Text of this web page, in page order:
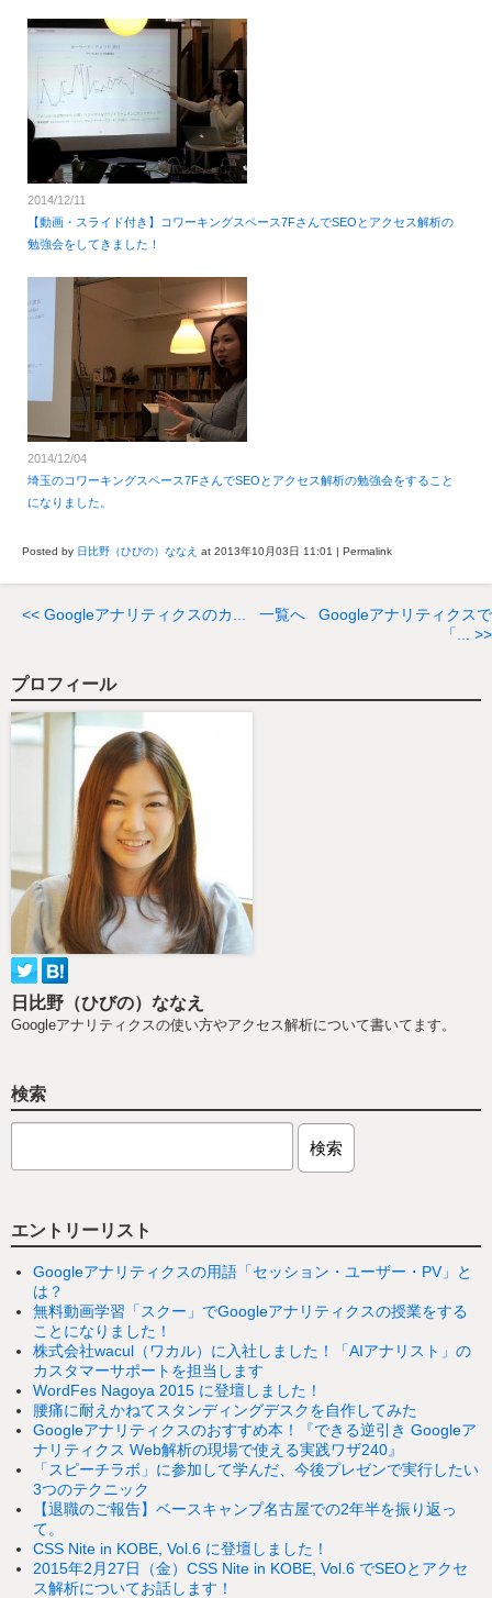
2014/12/11
【動画・スライド付き】コワーキングスペース7FさんでSEOとアクセス解析の
勉強会をしてきました！
2014/12/04
埼玉のコワーキングスペース7FさんでSEOとアクセス解析の勉強会をすること
になりました。
Posted by 日比野（ひびの）ななえ at 2013年10月03日 11:01 | Permalink
<< Googleアナリティクスのカ... 一覧へ
Googleアナリティクスで
「... >>
プロフィール
日比野（ひびの）ななえ
Googleアナリティクスの使い方やアクセス解析について書いてます。
検索
エントリーリスト
Googleアナリティクスの用語「セッション・ユーザー・PV」と
は？
無料動画学習「スクー」でGoogleアナリティクスの授業をする
ことになりました！
株式会社wacul（ワカル）に入社しました！「AIアナリスト」の
カスタマーサポートを担当します
WordFes Nagoya 2015 に登壇しました！
腰痛に耐えかねてスタンディングデスクを自作してみた
Googleアナリティクスのおすすめ本！『できる逆引き Googleア
ナリティクス Web解析の現場で使える実践ワザ240』
「スピーチラボ」に参加して学んだ、今後プレゼンで実行したい
3つのテクニック
【退職のご報告】ベースキャンプ名古屋での2年半を振り返っ
て。
CSS Nite in KOBE, Vol.6 に登壇しました！
2015年2月27日（金）CSS Nite in KOBE, Vol.6 でSEOとアクセ
ス解析についてお話します！